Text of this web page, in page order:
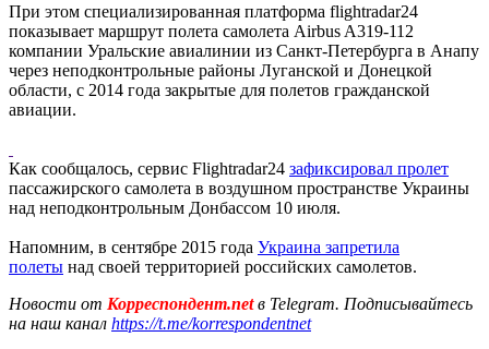
При этом специализированная платформа flightradar24
показывает маршрут полета самолета Airbus A319-112
компании Уральские авиалинии из Санкт-Петербурга в Анапу
через неподконтрольные районы Луганской и Донецкой
области, с 2014 года закрытые для полетов гражданской
авиации.
Как сообщалось, сервис Flightradar24 зафиксировал пролет
пассажирского самолета в воздушном пространстве Украины
над неподконтрольным Донбассом 10 июля.
Напомним, в сентябре 2015 года Украина запретила
полеты над своей территорией российских самолетов.
Новости от Корреспондент.netв Telegram. Подписывайтесь
на наш канал https://t.me/korrespondentnet